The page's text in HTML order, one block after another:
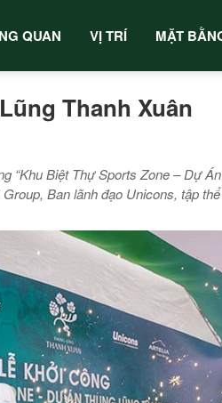
QUAN VỊ TRÍ MẶT
Thanh Xuân
Biệt Thự Sports Zone – Dự
Ban lãnh đạo Unicons, tập